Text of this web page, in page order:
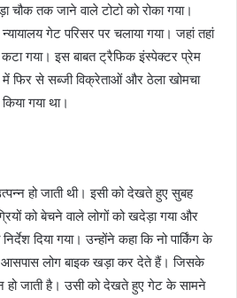
चौक तक जाने वाले टोटो को रोका गया।
गेट परिसर पर चलाया गया। जहां तहां
गया। इस बाबत ट्रैफिक इंस्पेक्टर प्रेम
फिर से सब्जी विक्रेताओं और ठेला खोमचा
गया था।
हो जाती थी। इसी को देखते हुए सुबह
को बेचने वाले लोगों को खदेड़ा गया और
दिया गया। उन्होंने कहा कि नो पार्किंग के
आसपास लोग बाइक खड़ा कर देते हैं। जिसके
हो जाती है। उसी को देखते हुए गेट के सामने